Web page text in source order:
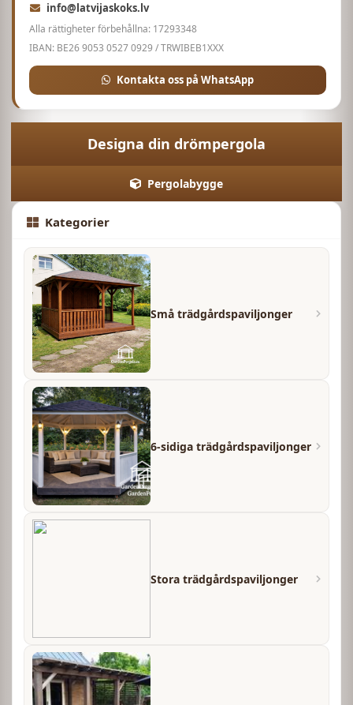
info@latvijaskoks.lv
Alla rättigheter förbehållna: 17293348
IBAN: BE26 9053 0527 0929 / TRWIBEB1XXX
Kontakta oss på WhatsApp
Designa din drömpergola
Pergolabygge
Kategorier
Små trädgårdspaviljonger
6-sidiga trädgårdspaviljonger
Stora trädgårdspaviljonger